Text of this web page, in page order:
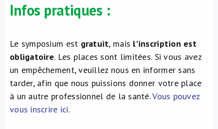
Infos pratiques :
Le symposium est gratuit, mais l'inscription est
obligatoire. Les places sont limitées. Si vous avez
un empêchement, veuillez nous en informer sans
tarder, afin que nous puissions donner votre place
à un autre professionnel de la santé.Vous pouvez
vous inscrire ici.